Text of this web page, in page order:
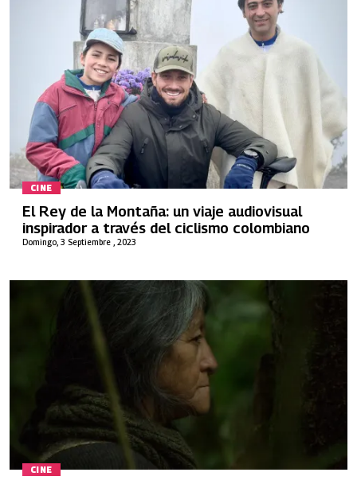
CINE
Domingo, 3 Septiembre , 2023
El Rey de la Montaña: un viaje audiovisual
inspirador a través del ciclismo colombiano
CINE